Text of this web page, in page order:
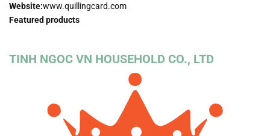
Website:www.quillingcard.com
Featured products
TINH NGOC VN HOUSEHOLD CO., LTD